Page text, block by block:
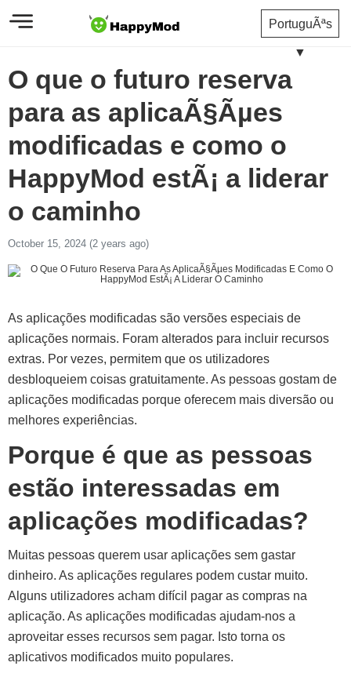
PortuguÃªs
▼
O que o futuro reserva
para as aplicaÃ§Ãµes
modificadas e como o
HappyMod estÃ¡ a liderar
o caminho
October 15, 2024 (2 years ago)
As aplicações modificadas são versões especiais de
aplicações normais. Foram alterados para incluir recursos
extras. Por vezes, permitem que os utilizadores
desbloqueiem coisas gratuitamente. As pessoas gostam de
aplicações modificadas porque oferecem mais diversão ou
melhores experiências.
Porque é que as pessoas
estão interessadas em
aplicações modificadas?
Muitas pessoas querem usar aplicações sem gastar
dinheiro. As aplicações regulares podem custar muito.
Alguns utilizadores acham difícil pagar as compras na
aplicação. As aplicações modificadas ajudam-nos a
aproveitar esses recursos sem pagar. Isto torna os
aplicativos modificados muito populares.